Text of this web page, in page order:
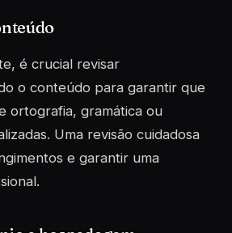
é crucial revisar
o conteúdo para garantir que
ortografia, gramática ou
Uma revisão cuidadosa
e garantir uma